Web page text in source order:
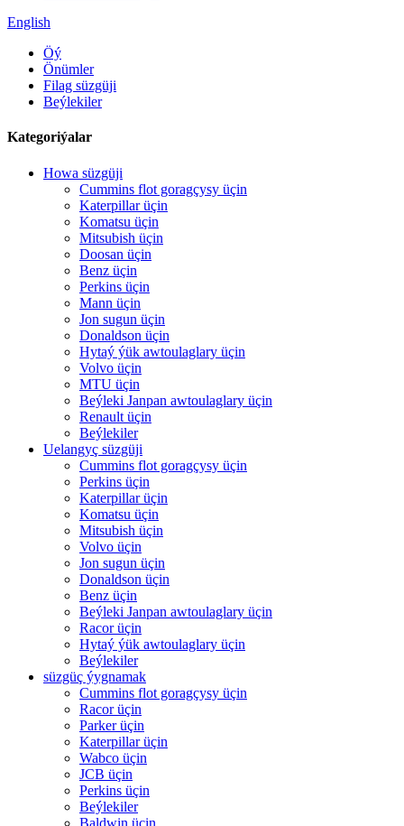
English
Öý
Önümler
Filag süzgüji
Beýlekiler
Kategoriýalar
Howa süzgüji
Cummins flot goragçysy üçin
Katerpillar üçin
Komatsu üçin
Mitsubish üçin
Doosan üçin
Benz üçin
Perkins üçin
Mann üçin
Jon sugun üçin
Donaldson üçin
Hytaý ýük awtoulaglary üçin
Volvo üçin
MTU üçin
Beýleki Janpan awtoulaglary üçin
Renault üçin
Beýlekiler
Uelangyç süzgüji
Cummins flot goragçysy üçin
Perkins üçin
Katerpillar üçin
Komatsu üçin
Mitsubish üçin
Volvo üçin
Jon sugun üçin
Donaldson üçin
Benz üçin
Beýleki Janpan awtoulaglary üçin
Racor üçin
Hytaý ýük awtoulaglary üçin
Beýlekiler
süzgüç ýygnamak
Cummins flot goragçysy üçin
Racor üçin
Parker üçin
Katerpillar üçin
Wabco üçin
JCB üçin
Perkins üçin
Beýlekiler
Baldwin üçin